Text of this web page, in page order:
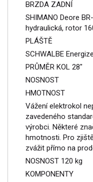
BRZDA ZADNÍ
SHIMANO Deore
hydraulická, rotor
PLÁŠTĚ
SCHWALBE
PRŮMĚR KOL 28"
NOSNOST
HMOTNOST
Vážení elektrokol
zavedeného
výrobci. Některé
hmotnosti. Pro
zvážit přímo na
NOSNOST 120 kg
KOMPONENTY